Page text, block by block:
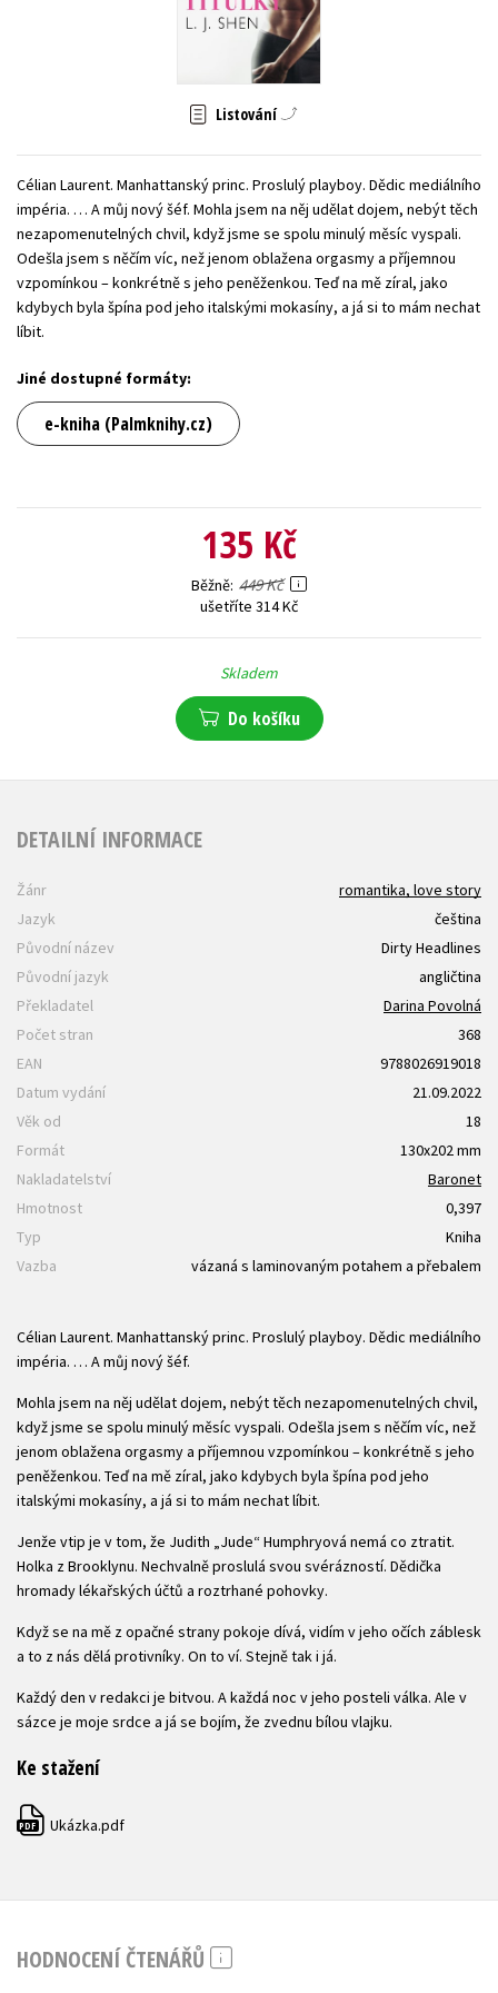
Zahraniční literatura
Všechny tituly
Listování
Célian Laurent. Manhattanský princ. Proslulý playboy. Dědic mediálního
impéria. … A můj nový šéf. Mohla jsem na něj udělat dojem, nebýt těch
nezapomenutelných chvil, když jsme se spolu minulý měsíc vyspali.
Odešla jsem s něčím víc, než jenom oblažena orgasmy a příjemnou
vzpomínkou – konkrétně s jeho peněženkou. Teď na mě zíral, jako
kdybych byla špína pod jeho italskými mokasíny, a já si to mám nechat
líbit.
Jiné dostupné formáty:
e-kniha (Palmknihy.cz)
135 Kč
Běžně 449 Kč
ušetříte 314 Kč
Skladem
Do košíku
DETAILNÍ INFORMACE
Žánr
romantika, love story
Jazyk
čeština
Původní název
Dirty Headlines
Původní jazyk
angličtina
Překladatel
Darina Povolná
Počet stran
368
EAN
9788026919018
Datum vydání
21.09.2022
Věk od
18
Formát
130x202 mm
Nakladatelství
Baronet
Hmotnost
0,397
Typ
Kniha
Vazba
vázaná s laminovaným potahem a přebalem
Célian Laurent. Manhattanský princ. Proslulý playboy. Dědic mediálního
impéria. … A můj nový šéf.
Mohla jsem na něj udělat dojem, nebýt těch nezapomenutelných chvil,
když jsme se spolu minulý měsíc vyspali. Odešla jsem s něčím víc, než
jenom oblažena orgasmy a příjemnou vzpomínkou – konkrétně s jeho
peněženkou. Teď na mě zíral, jako kdybych byla špína pod jeho
italskými mokasíny, a já si to mám nechat líbit.
Jenže vtip je v tom, že Judith „Jude“ Humphryová nemá co ztratit.
Holka z Brooklynu. Nechvalně proslulá svou svérázností. Dědička
hromady lékařských účtů a roztrhané pohovky.
Když se na mě z opačné strany pokoje dívá, vidím v jeho očích záblesk
a to z nás dělá protivníky. On to ví. Stejně tak i já.
Každý den v redakci je bitvou. A každá noc v jeho posteli válka. Ale v
sázce je moje srdce a já se bojím, že zvednu bílou vlajku.
Ke stažení
PDF Ukázka.pdf
HODNOCENÍ ČTENÁŘŮ